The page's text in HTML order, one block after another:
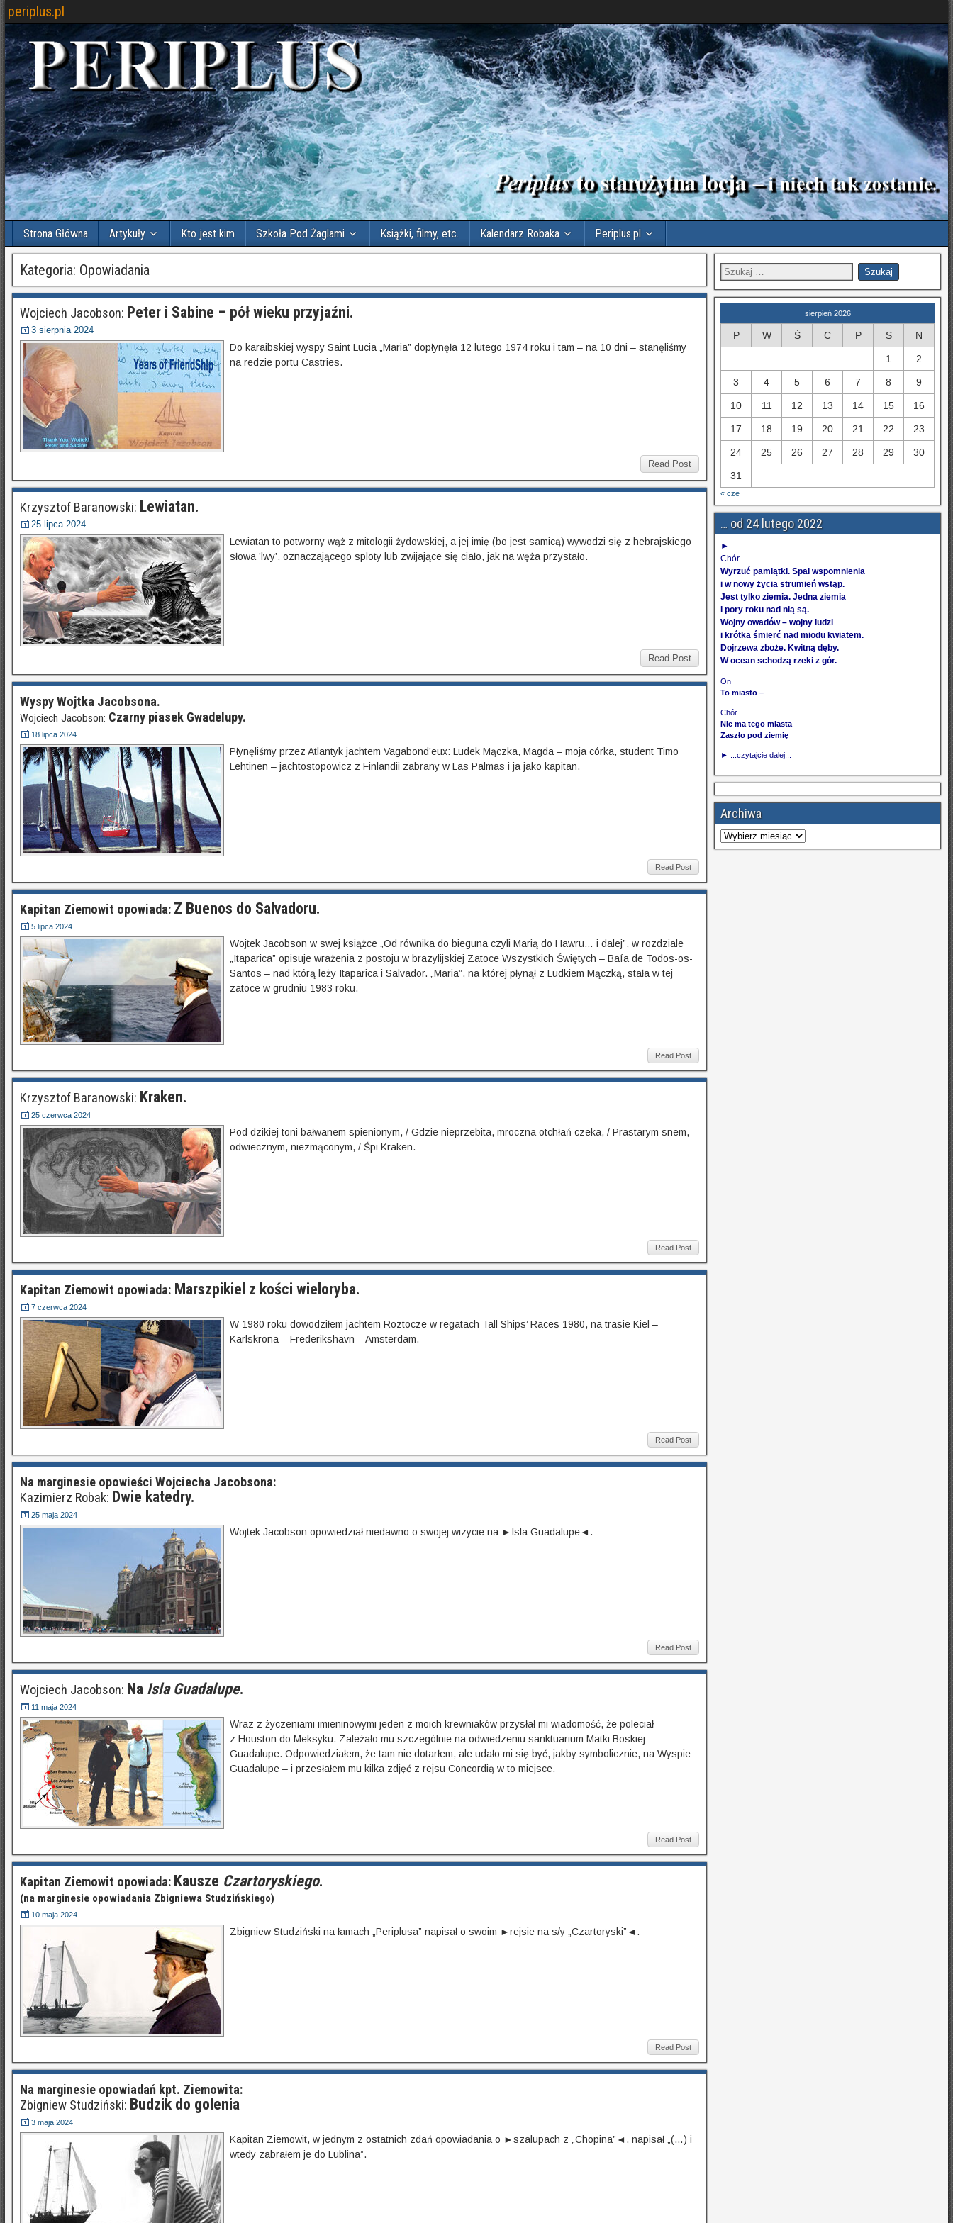
periplus.pl
Strona Główna Artykuły Kto jest kim Szkoła Pod Żaglami Książki, filmy, etc. Kalendarz Robaka Periplus.pl
Kategoria: Opowiadania
Wojciech Jacobson: Peter i Sabine – pół wieku przyjaźni.
3 sierpnia 2024
Do karaibskiej wyspy Saint Lucia „Maria” dopłynęła 12 lutego 1974 roku i tam – na 10 dni – stanęliśmy
na redzie portu Castries.
Read Post
Krzysztof Baranowski: Lewiatan.
25 lipca 2024
Lewiatan to potworny wąż z mitologii żydowskiej, a jej imię (bo jest samicą) wywodzi się z hebrajskiego
słowa ’lwy’, oznaczającego sploty lub zwijające się ciało, jak na węża przystało.
Read Post
Wyspy Wojtka Jacobsona.
Wojciech Jacobson: Czarny piasek Gwadelupy.
18 lipca 2024
Płynęliśmy przez Atlantyk jachtem Vagabond’eux: Ludek Mączka, Magda – moja córka, student Timo
Lehtinen – jachtostopowicz z Finlandii zabrany w Las Palmas i ja jako kapitan.
Read Post
Kapitan Ziemowit opowiada: Z Buenos do Salvadoru.
5 lipca 2024
Wojtek Jacobson w swej książce „Od równika do bieguna czyli Marią do Hawru… i dalej”, w rozdziale
„Itaparica” opisuje wrażenia z postoju w brazylijskiej Zatoce Wszystkich Świętych – Baía de Todos-os-
Santos – nad którą leży Itaparica i Salvador. „Maria”, na której płynął z Ludkiem Mączką, stała w tej
zatoce w grudniu 1983 roku.
Read Post
Krzysztof Baranowski: Kraken.
25 czerwca 2024
Pod dzikiej toni bałwanem spienionym, / Gdzie nieprzebita, mroczna otchłań czeka, / Prastarym snem,
odwiecznym, niezmąconym, / Śpi Kraken.
Read Post
Kapitan Ziemowit opowiada: Marszpikiel z kości wieloryba.
7 czerwca 2024
W 1980 roku dowodziłem jachtem Roztocze w regatach Tall Ships’ Races 1980, na trasie Kiel –
Karlskrona – Frederikshavn – Amsterdam.
Read Post
Na marginesie opowieści Wojciecha Jacobsona:
Kazimierz Robak: Dwie katedry.
25 maja 2024
Wojtek Jacobson opowiedział niedawno o swojej wizycie na ►Isla Guadalupe◄.
Read Post
Wojciech Jacobson: Na Isla Guadalupe.
11 maja 2024
Wraz z życzeniami imieninowymi jeden z moich krewniaków przysłał mi wiadomość, że poleciał
z Houston do Meksyku. Zależało mu szczególnie na odwiedzeniu sanktuarium Matki Boskiej
Guadalupe. Odpowiedziałem, że tam nie dotarłem, ale udało mi się być, jakby symbolicznie, na Wyspie
Guadalupe – i przesłałem mu kilka zdjęć z rejsu Concordią w to miejsce.
Read Post
Kapitan Ziemowit opowiada: Kausze Czartoryskiego.
(na marginesie opowiadania Zbigniewa Studzińskiego)
10 maja 2024
Zbigniew Studziński na łamach „Periplusa” napisał o swoim ►rejsie na s/y „Czartoryski”◄.
Read Post
Na marginesie opowiadań kpt. Ziemowita:
Zbigniew Studziński: Budzik do golenia
3 maja 2024
Kapitan Ziemowit, w jednym z ostatnich zdań opowiadania o ►szalupach z „Chopina”◄, napisał „(…) i
wtedy zabrałem je do Lublina”.
sierpień 2026
P W Ś C P S N
1 2
3 4 5 6 7 8 9
10 11 12 13 14 15 16
17 18 19 20 21 22 23
24 25 26 27 28 29 30
31
« cze
… od 24 lutego 2022
►
Chór
Wyrzuć pamiątki. Spal wspomnienia
i w nowy życia strumień wstąp.
Jest tylko ziemia. Jedna ziemia
i pory roku nad nią są.
Wojny owadów – wojny ludzi
i krótka śmierć nad miodu kwiatem.
Dojrzewa zboże. Kwitną dęby.
W ocean schodzą rzeki z gór.
On
To miasto –
Chór
Nie ma tego miasta
Zaszło pod ziemię
► ...czytajcie dalej...
Archiwa